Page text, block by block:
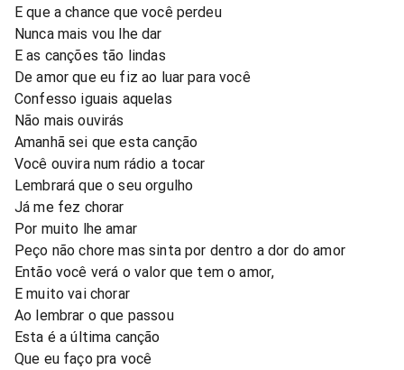
E que a chance que você perdeu
Nunca mais vou lhe dar
E as canções tão lindas
De amor que eu fiz ao luar para você
Confesso iguais aquelas
Não mais ouvirás
Amanhã sei que esta canção
Você ouvira num rádio a tocar
Lembrará que o seu orgulho
Já me fez chorar
Por muito lhe amar
Peço não chore mas sinta por dentro a dor do amor
Então você verá o valor que tem o amor,
E muito vai chorar
Ao lembrar o que passou
Esta é a última canção
Que eu faço pra você